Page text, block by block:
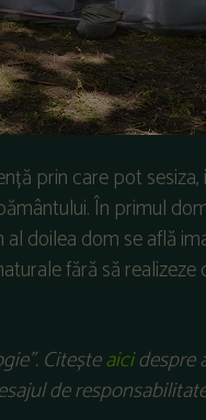
prin care pot
În primul
doilea dom se află
fără să realizeze
Citeșteaicidespre
de